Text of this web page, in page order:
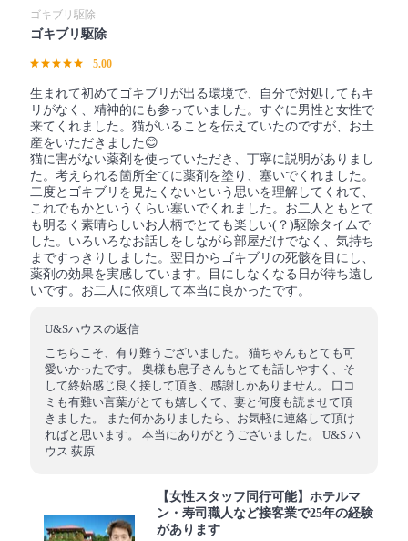
ゴキブリ駆除
ゴキブリ駆除
5.00
生まれて初めてゴキブリが出る環境で、自分で対処してもキ
リがなく、精神的にも参っていました。すぐに男性と女性で
来てくれました。猫がいることを伝えていたのですが、お土
産をいただきました😊
猫に害がない薬剤を使っていただき、丁寧に説明がありまし
た。考えられる箇所全てに薬剤を塗り、塞いでくれました。
二度とゴキブリを見たくないという思いを理解してくれて、
これでもかというくらい塞いでくれました。お二人ともとて
も明るく素晴らしいお人柄でとても楽しい(？)駆除タイムで
した。いろいろなお話しをしながら部屋だけでなく、気持ち
まですっきりしました。翌日からゴキブリの死骸を目にし、
薬剤の効果を実感しています。目にしなくなる日が待ち遠し
いです。お二人に依頼して本当に良かったです。
U&Sハウスの返信
こちらこそ、有り難うございました。 猫ちゃんもとても可
愛いかったです。 奥様も息子さんもとても話しやすく、そ
して終始感じ良く接して頂き、感謝しかありません。 口コ
ミも有難い言葉がとても嬉しくて、妻と何度も読ませて頂
きました。 また何かありましたら、お気軽に連絡して頂け
ればと思います。 本当にありがとうございました。 U&S ハ
ウス 荻原
【女性スタッフ同行可能】ホテルマ
ン・寿司職人など接客業で25年の経験
があります